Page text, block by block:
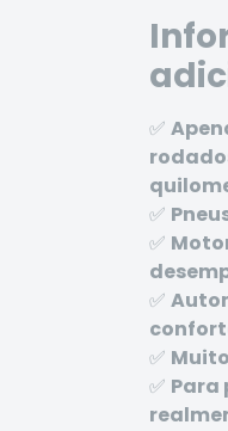
✅
✅
✅
✅
✅
✅ Para